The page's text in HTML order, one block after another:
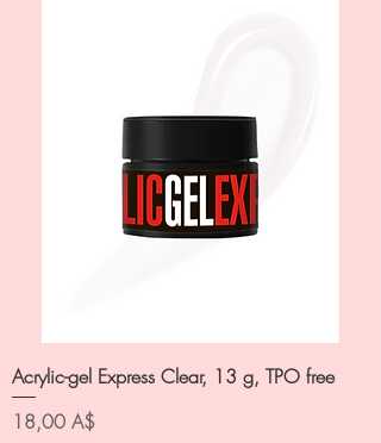
Acrylic-gel Express Clear, 13 g, TPO free
Цена
18,00 A$